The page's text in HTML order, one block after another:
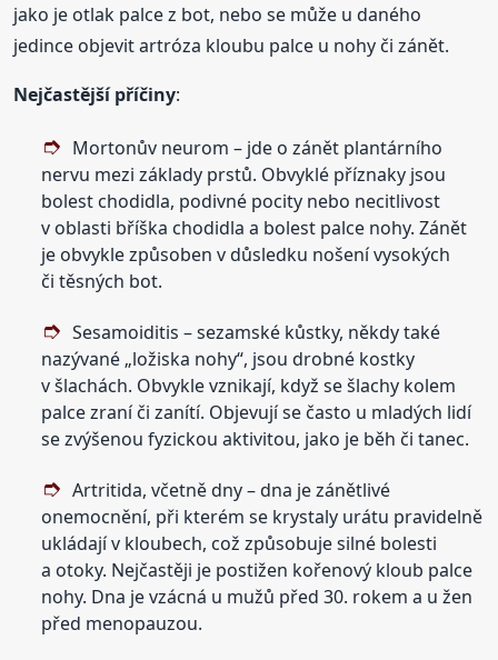
jako je otlak palce z bot, nebo se může u daného
jedince objevit artróza kloubu palce u nohy či zánět.
Nejčastější příčiny:
Mortonův neurom – jde o zánět plantárního
nervu mezi základy prstů. Obvyklé příznaky jsou
bolest chodidla, podivné pocity nebo necitlivost
v oblasti bříška chodidla a bolest palce nohy. Zánět
je obvykle způsoben v důsledku nošení vysokých
či těsných bot.
Sesamoiditis – sezamské kůstky, někdy také
nazývané „ložiska nohy“, jsou drobné kostky
v šlachách. Obvykle vznikají, když se šlachy kolem
palce zraní či zanítí. Objevují se často u mladých lidí
se zvýšenou fyzickou aktivitou, jako je běh či tanec.
Artritida, včetně dny – dna je zánětlivé
onemocnění, při kterém se krystaly urátu pravidelně
ukládají v kloubech, což způsobuje silné bolesti
a otoky. Nejčastěji je postižen kořenový kloub palce
nohy. Dna je vzácná u mužů před 30. rokem a u žen
před menopauzou.